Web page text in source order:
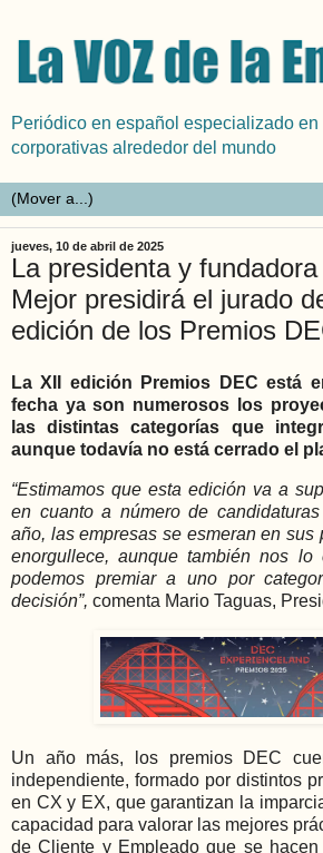
Periódico en español especializado
corporativas alrededor del mundo
jueves, 10 de abril de 2025
La presidenta y
Mejor presidirá el jurado
edición de los Premios
La XII edición Premios DEC está
fecha ya son numerosos los
las distintas categorías que
aunque todavía no está cerrado el
“Estimamos que esta edición va a
en cuanto a número de
año, las empresas se esmeran en sus
enorgullece, aunque también nos lo
podemos premiar a uno por
decisión”, comenta Mario Taguas,
Un año más, los premios DEC
independiente, formado por distintos
en CX y EX, que garantizan la
capacidad para valorar las mejores
de Cliente y Empleado que se